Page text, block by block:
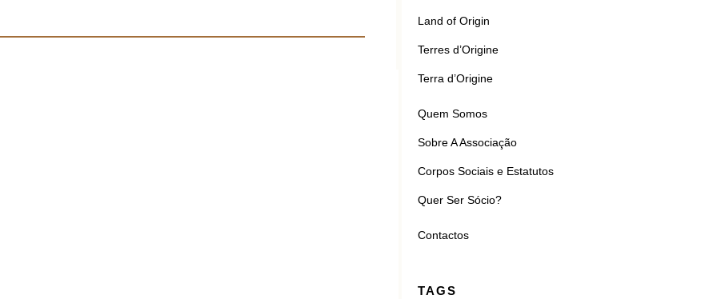
Land of Origin
Terres d’Origine
Terra d’Origine
Quem Somos
Sobre A Associação
Corpos Sociais e Estatutos
Quer Ser Sócio?
Contactos
TAGS